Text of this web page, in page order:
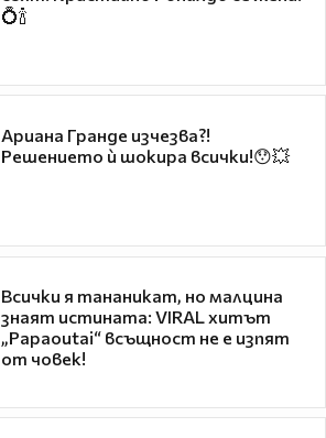
💍🍾
Ариана Гранде изчезва?!
Решението ѝ шокира всички!😯💥
Всички я тананикат, но малцина
знаят истината: VIRAL хитът
„Papaoutai“ всъщност не е изпят
от човек!